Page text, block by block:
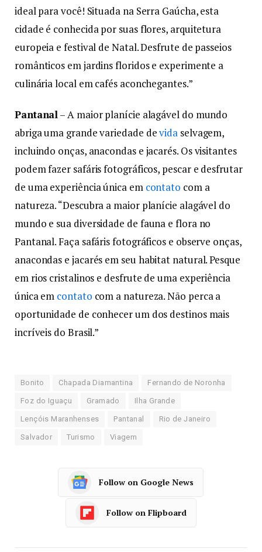
ideal para você! Situada na Serra Gaúcha, esta
cidade é conhecida por suas flores, arquitetura
europeia e festival de Natal. Desfrute de passeios
românticos em jardins floridos e experimente a
culinária local em cafés aconchegantes.”
Pantanal– A maior planície alagável do mundo
abriga uma grande variedade devida selvagem,
incluindo onças, anacondas e jacarés. Os visitantes
podem fazer safáris fotográficos, pescar e desfrutar
de uma experiência única em contato com a
natureza. “Descubra a maior planície alagável do
mundo e sua diversidade de fauna e flora no
Pantanal. Faça safáris fotográficos e observe onças,
anacondas e jacarés em seu habitat natural. Pesque
em rios cristalinos e desfrute de uma experiência
única em contato com a natureza. Não perca a
oportunidade de conhecer um dos destinos mais
incríveis do Brasil.”
Bonito Chapada Diamantina Fernando de Noronha
Foz do Iguaçu Gramado Ilha Grande
Lençóis Maranhenses Pantanal Rio de Janeiro
Salvador Turismo Viagem
Follow on Google News
Follow on Flipboard